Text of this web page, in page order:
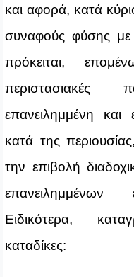
και αφορά, κατά
συναφούς φύσης
πρόκειται,
επανειλημμένη και
κατά της
την επιβολή
επανειλημμένων
Ειδικότερα,
καταδίκες: